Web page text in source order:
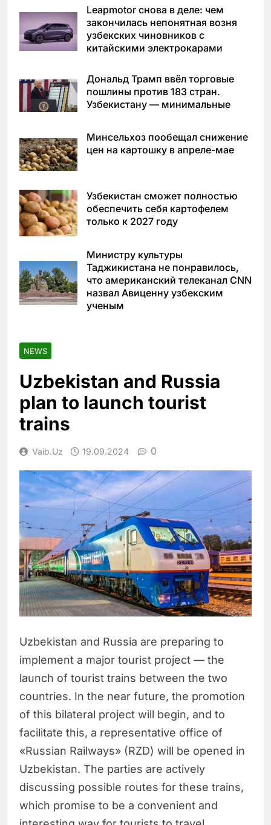
Leapmotor снова в деле: чем
закончилась непонятная возня
узбекских чиновников с
китайскими электрокарами
Дональд Трамп ввёл торговые
пошлины против 183 стран.
Узбекистану — минимальные
Минсельхоз пообещал снижение
цен на картошку в апреле-мае
Узбекистан сможет полностью
обеспечить себя картофелем
только к 2027 году
Министру культуры
Таджикистана не понравилось,
что американский телеканал CNN
назвал Авиценну узбекским
ученым
NEWS
Uzbekistan and Russia
plan to launch tourist
trains
Vaib.uz 19.09.2024 0
Uzbekistan and Russia are preparing to
implement a major tourist project — the
launch of tourist trains between the two
countries. In the near future, the promotion
of this bilateral project will begin, and to
facilitate this, a representative office of
«Russian Railways» (RZD) will be opened in
Uzbekistan. The parties are actively
discussing possible routes for these trains,
which promise to be a convenient and